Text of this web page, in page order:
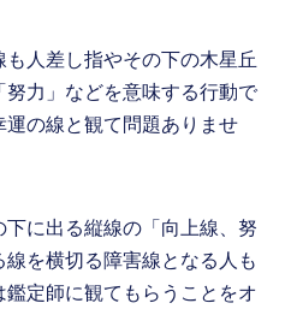
人差し指やその下の木星丘
力」などを意味する行動で
の線と観て問題ありませ
に出る縦線の「向上線、努
を横切る障害線となる人も
定師に観てもらうことをオ